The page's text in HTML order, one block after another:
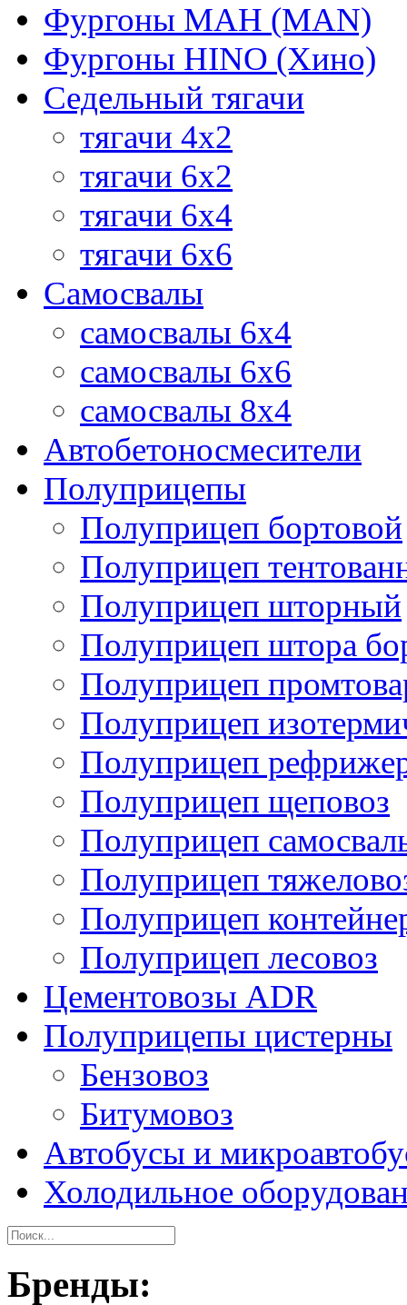
Фургоны МАН (MAN)
Фургоны HINO (Хино)
Седельный тягачи
тягачи 4х2
тягачи 6х2
тягачи 6х4
тягачи 6х6
Самосвалы
самосвалы 6x4
самосвалы 6x6
самосвалы 8x4
Автобетоносмесители
Полуприцепы
Полуприцеп бортовой
Полуприцеп
Полуприцеп шторный
Полуприцеп штора
Полуприцеп
Полуприцеп
Полуприцеп
Полуприцеп щеповоз
Полуприцеп
Полуприцеп
Полуприцеп
Полуприцеп лесовоз
Цементовозы ADR
Полуприцепы цистерны
Бензовоз
Битумовоз
Автобусы и
Холодильное
Бренды: